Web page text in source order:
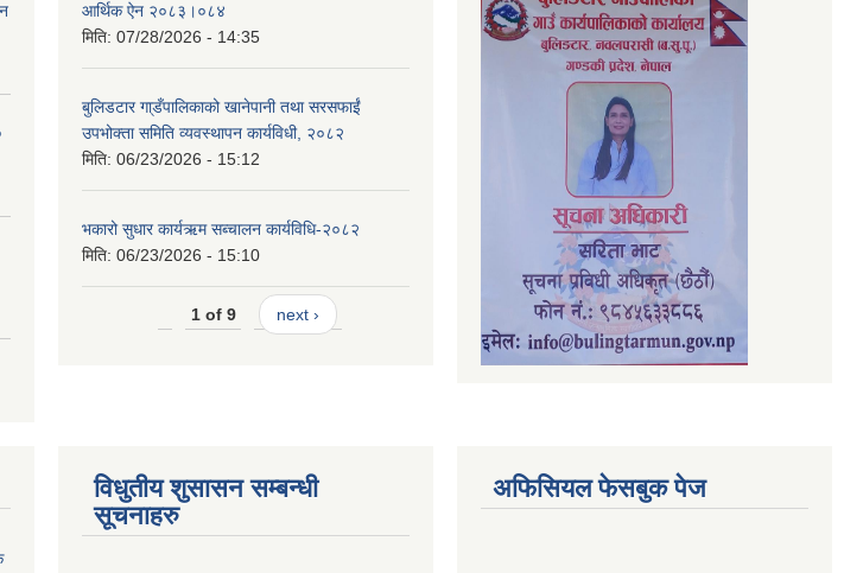
आर्थिक ऐन २०८३।०८४
मिति: 07/28/2026 - 14:35
बुलिडटार गा्डँपालिकाको खानेपानी तथा सरसफाईं
उपभोक्ता समिति व्यवस्थापन कार्यविधी, २०८२
मिति: 06/23/2026 - 15:12
भकारो सुधार कार्यऋम सब्चालन कार्यविधि-२०८२
मिति: 06/23/2026 - 15:10
1 of 9 next ›
विधुतीय शुसासन सम्बन्धी
सूचनाहरु
अफिसियल फेसबुक पेज